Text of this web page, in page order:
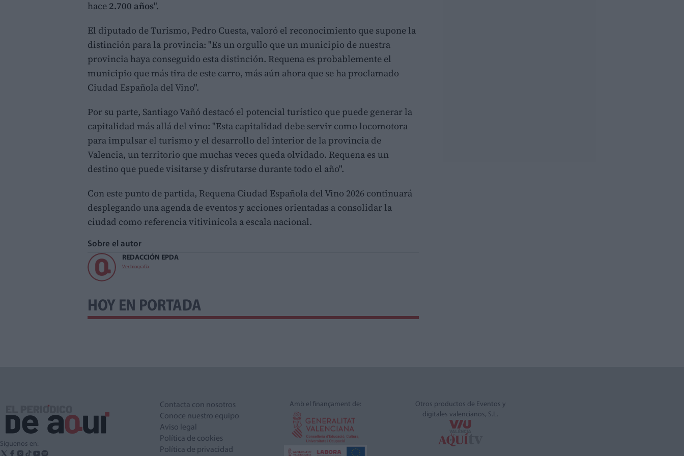
hace 2.700 años".
El diputado de Turismo, Pedro Cuesta, valoró el reconocimiento que supone la
distinción para la provincia: "Es un orgullo que un municipio de nuestra
provincia haya conseguido esta distinción. Requena es probablemente el
municipio que más tira de este carro, más aún ahora que se ha proclamado
Ciudad Española del Vino".
Por su parte, Santiago Vañó destacó el potencial turístico que puede generar la
capitalidad más allá del vino: "Esta capitalidad debe servir como locomotora
para impulsar el turismo y el desarrollo del interior de la provincia de
Valencia, un territorio que muchas veces queda olvidado. Requena es un
destino que puede visitarse y disfrutarse durante todo el año".
Con este punto de partida, Requena Ciudad Española del Vino 2026 continuará
desplegando una agenda de eventos y acciones orientadas a consolidar la
ciudad como referencia vitivinícola a escala nacional.
Sobre el autor
REDACCIÓN EPDA
Ver biografía
HOY EN PORTADA
Síguenos en:
Contacta con nosotros
Conoce nuestro equipo
Aviso legal
Política de cookies
Política de privacidad
Amb el finançament de:
Otros productos de Eventos y
digitales valencianos, S.L.